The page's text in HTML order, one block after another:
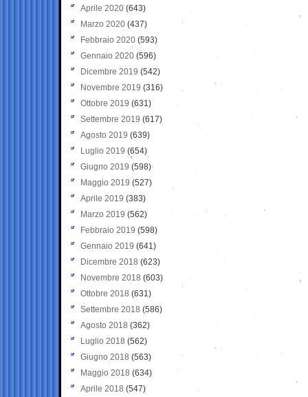
Aprile 2020 (643)
Marzo 2020 (437)
Febbraio 2020 (593)
Gennaio 2020 (596)
Dicembre 2019 (542)
Novembre 2019 (316)
Ottobre 2019 (631)
Settembre 2019 (617)
Agosto 2019 (639)
Luglio 2019 (654)
Giugno 2019 (598)
Maggio 2019 (527)
Aprile 2019 (383)
Marzo 2019 (562)
Febbraio 2019 (598)
Gennaio 2019 (641)
Dicembre 2018 (623)
Novembre 2018 (603)
Ottobre 2018 (631)
Settembre 2018 (586)
Agosto 2018 (362)
Luglio 2018 (562)
Giugno 2018 (563)
Maggio 2018 (634)
Aprile 2018 (547)